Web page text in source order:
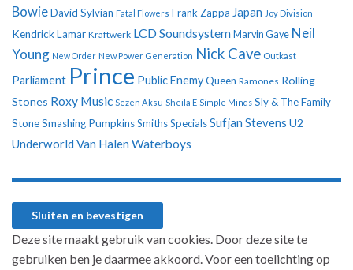
BowieDavid Sylvian Fatal Flowers Frank Zappa Japan Joy Division
Kendrick Lamar Kraftwerk LCD Soundsystem Marvin Gaye Neil
Young New Order New Power Generation Nick Cave Outkast
Parliament Prince Public EnemyQueen Ramones Rolling
Stones Roxy Music Sezen Aksu Sheila E Simple Minds Sly & The Family
StoneSmashing PumpkinsSmithsSpecialsSufjan Stevens U2
Underworld Van Halen Waterboys
Deze site maakt gebruik van cookies. Door deze site te
gebruiken ben je daarmee akkoord. Voor een toelichting op